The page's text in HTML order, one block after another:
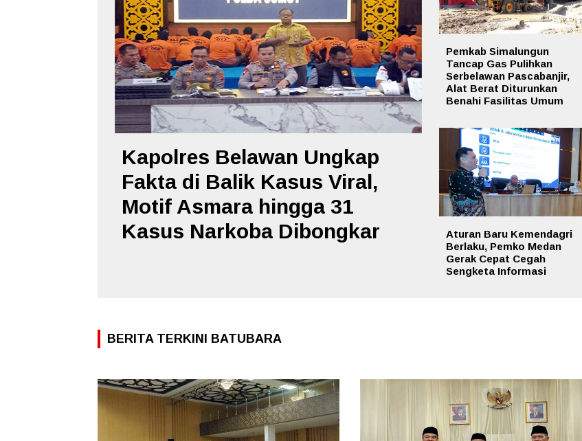
Kapolres Belawan Ungkap
Fakta di Balik Kasus Viral,
Motif Asmara hingga 31
Kasus Narkoba Dibongkar
Pemkab Simalungun
Tancap Gas Pulihkan
Serbelawan Pascabanjir,
Alat Berat Diturunkan
Benahi Fasilitas Umum
Aturan Baru Kemendagri
Berlaku, Pemko Medan
Gerak Cepat Cegah
Sengketa Informasi
BERITA TERKINI BATUBARA